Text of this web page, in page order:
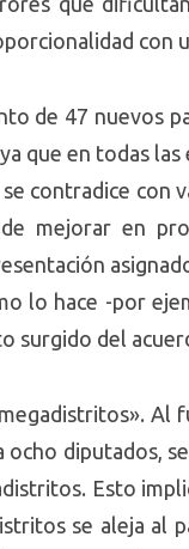
de 47 nuevos
que en todas
contradice con
mejorar en
lo hace -por
surgido del
ocho diputados,
Esto
se aleja al